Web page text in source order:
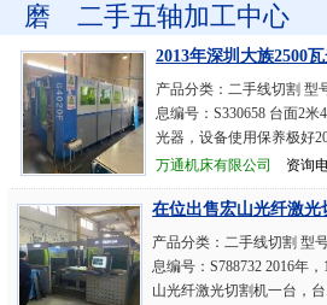
磨
二手五轴加工中心
2013年深圳大族2500
产品分类：二手线切割 型
息编号：S330658 台面2
光器，设备使用保养极好
万通机床有限公司
资询电
在位出售宏山光纤激光
产品分类：二手线切割 型
息编号：S788732 2016年
山光纤激光切割机一台，台.